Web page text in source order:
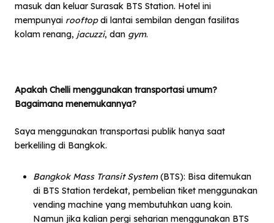
masuk dan keluar Surasak BTS Station. Hotel ini
mempunyai rooftopdi lantai sembilan dengan fasilitas
kolam renang, jacuzzi, dan gym.
Apakah Chelli menggunakan transportasi umum?
Bagaimana menemukannya?
Saya menggunakan transportasi publik hanya saat
berkeliling di Bangkok.
Bangkok Mass Transit System(BTS): Bisa ditemukan
di BTS Station terdekat, pembelian tiket menggunakan
vending machine yang membutuhkan uang koin.
Namun jika kalian pergi seharian menggunakan BTS